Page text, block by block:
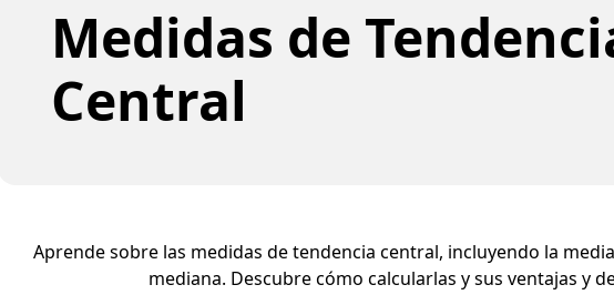
Medidas de
Central
Aprende sobre las medidas de tendencia central, incluyendo la
mediana. Descubre cómo calcularlas y sus ventajas y